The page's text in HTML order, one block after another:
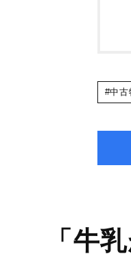
#中古
「牛